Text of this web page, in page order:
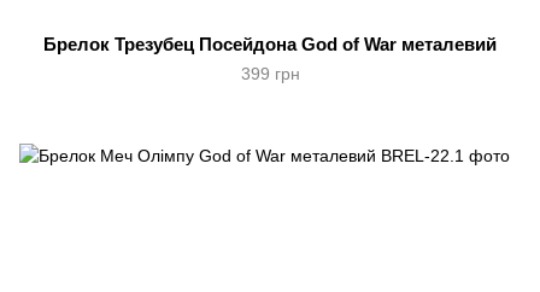
Брелок Трезубец Посейдона God of War металевий
399 грн